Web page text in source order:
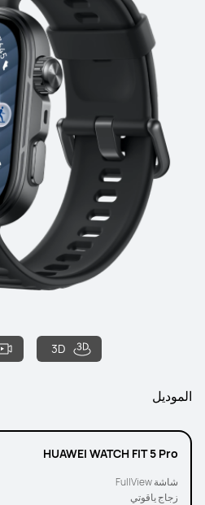
3D
الموديل
HUAWEI WATCH FIT 5 Pro
شاشة FullView
زجاج ياقوتي